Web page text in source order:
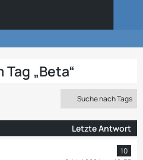
„Beta“
Suche nach Tags
Letzte Antwort
10